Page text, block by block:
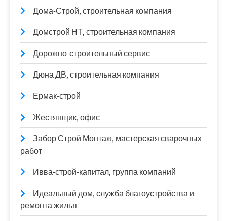
Дома-Строй, строительная компания
Домстрой НТ, строительная компания
Дорожно-строительный сервис
Дюна ДВ, строительная компания
Ермак-строй
Жестянщик, офис
Забор Строй Монтаж, мастерская сварочных
работ
Ивва-строй-капитал, группа компаний
Идеальный дом, служба благоустройства и
ремонта жилья